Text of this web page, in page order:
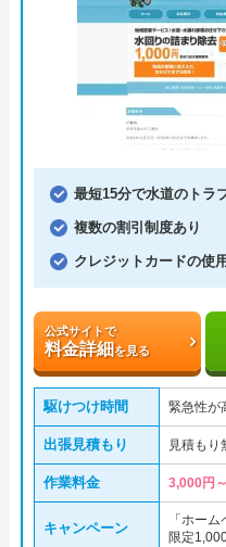
最短15分で水道のトラ
複数の割引制度あり
クレジットカードの使
公式サイトで
料金詳細を見る
駆けつけ時間 緊急性が
出張見積もり 見積もり
作業料金 3,000円～
キャンペーン
「ホー
限定